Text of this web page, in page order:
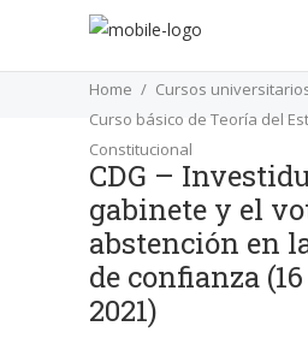
Home
Cursos
Curso básico de Teoría del
Constitucional
CDG – Investidura del
abstención en la cuestión de
agosto 2021)
CDG –
gabinete y el
abstención en
de confianza
2021)